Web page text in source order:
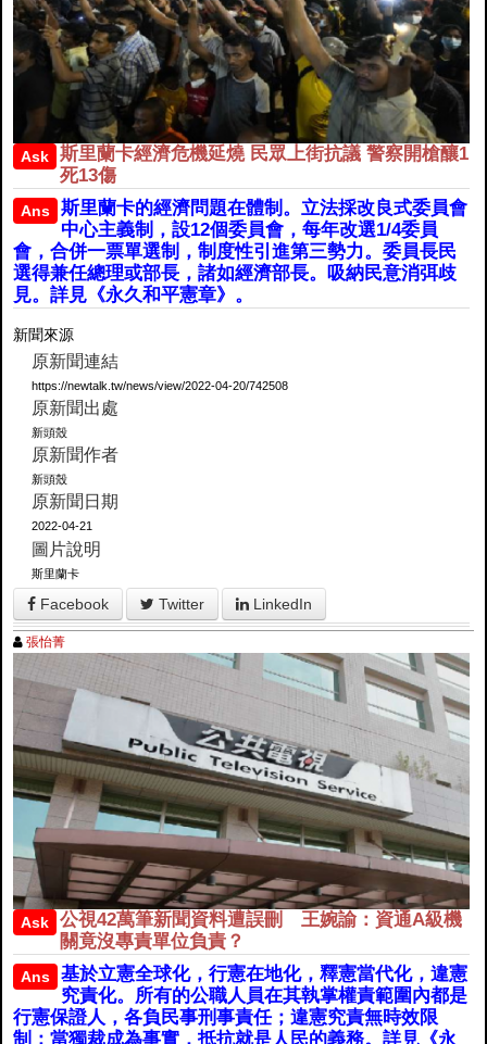
Ask
斯里蘭卡經濟危機延燒 民眾上街抗議 警察開槍釀1
死13傷
Ans
斯里蘭卡的經濟問題在體制。立法採改良式委員會
中心主義制，設12個委員會，每年改選1/4委員
會，合併一票單選制，制度性引進第三勢力。委員長民
選得兼任總理或部長，諸如經濟部長。吸納民意消弭歧
見。詳見《永久和平憲章》。
新聞來源
原新聞連結
https://newtalk.tw/news/view/2022-04-20/742508
原新聞出處
新頭殼
原新聞作者
新頭殼
原新聞日期
2022-04-21
圖片說明
斯里蘭卡
Facebook Twitter LinkedIn
張怡菁
Ask
公視42萬筆新聞資料遭誤刪 王婉諭：資通A級機
關竟沒專責單位負責？
Ans
基於立憲全球化，行憲在地化，釋憲當代化，違憲
究責化。所有的公職人員在其執掌權責範圍內都是
行憲保證人，各負民事刑事責任；違憲究責無時效限
制；當獨裁成為事實，抵抗就是人民的義務。詳見《永